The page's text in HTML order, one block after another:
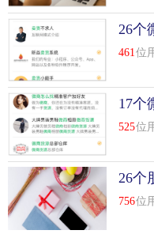
微商代理怎么做，怎么找
货源不需要太多，把一件
做2~3样。市场还行，赚
不需要囤货什么的...
top6 微商一手货源免
理技巧
我是一名微商代理，两
好友，购买我的代理产
过的接单，收款，在晚
的代理，跟他们分享自
26个
461 位
17个
525位
26个
756位